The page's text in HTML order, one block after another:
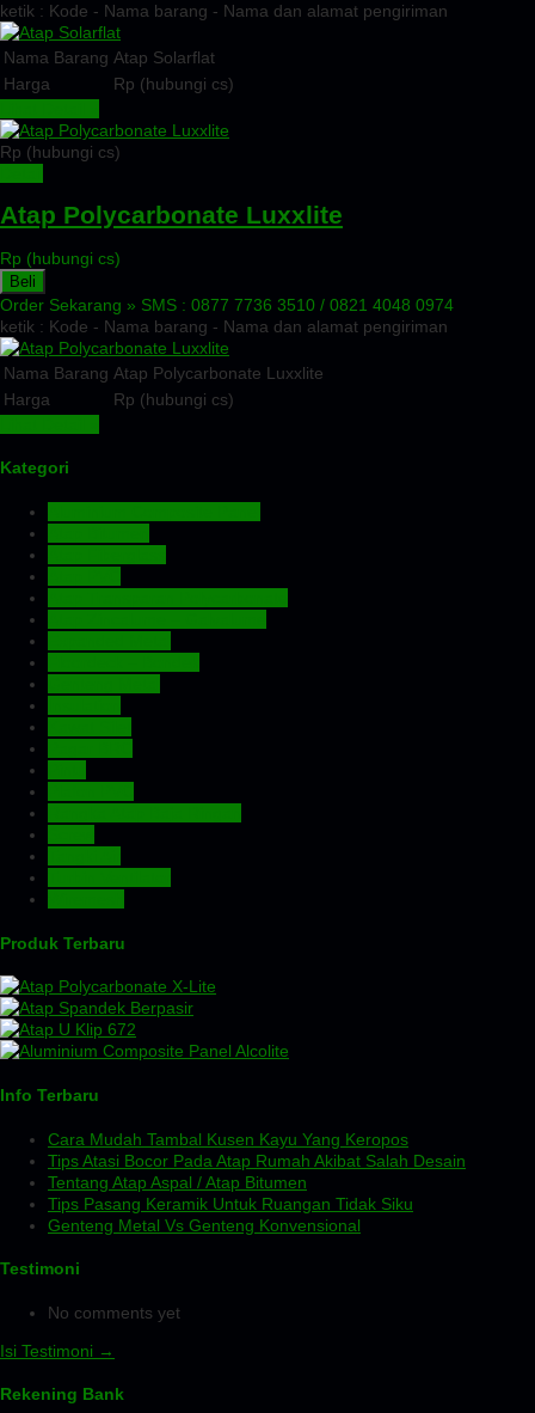
ketik : Kode - Nama barang - Nama dan alamat pengiriman
Nama Barang Atap Solarflat
Harga
Rp (hubungi cs)
Rp (hubungi cs)
Atap Polycarbonate Luxxlite
Rp (hubungi cs)
Beli
Order Sekarang » SMS : 0877 7736 3510 / 0821 4048 0974
ketik : Kode - Nama barang - Nama dan alamat pengiriman
Nama Barang Atap Polycarbonate Luxxlite
Harga
Rp (hubungi cs)
Kategori
Produk Terbaru
Info Terbaru
Cara Mudah Tambal Kusen Kayu Yang Keropos
Tips Atasi Bocor Pada Atap Rumah Akibat Salah Desain
Tentang Atap Aspal / Atap Bitumen
Tips Pasang Keramik Untuk Ruangan Tidak Siku
Genteng Metal Vs Genteng Konvensional
Testimoni
No comments yet
Isi Testimoni →
Rekening Bank